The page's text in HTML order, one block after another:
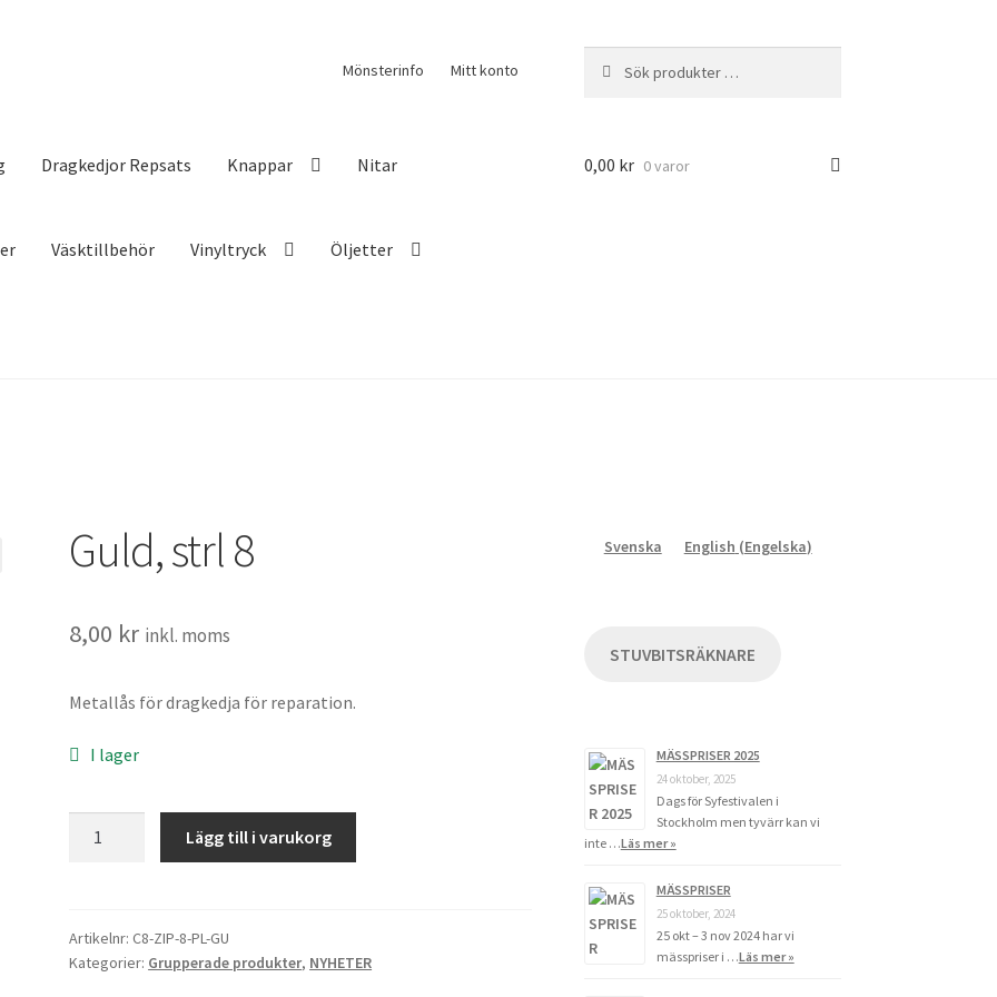
Mönsterinfo Mitt konto
efter:
Dragkedjor Repsats Knappar Nitar
Väsktillbehör Vinyltryck Öljetter
0,00 kr 0 varor
Guld, strl 8
8,00 kr inkl. moms
Metallås för dragkedja för reparation.
I lager
Lägg till i varukorg
Artikelnr:C8-ZIP-8-PL-GU
Kategorier: Grupperade produkter, NYHETER
Svenska English (Engelska)
STUVBITSRÄKNARE
MÄSSPRISER 2025
24 oktober, 2025
Dags för Syfestivalen i
Stockholm men tyvärr kan vi
inte …Läs mer »
MÄSSPRISER
25 oktober, 2024
25 okt – 3 nov 2024 har vi
mässpriser i …Läs mer »